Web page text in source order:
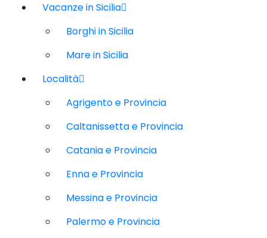
Vacanze in Sicilia
Borghi in Sicilia
Mare in Sicilia
Località
Agrigento e Provincia
Caltanissetta e Provincia
Catania e Provincia
Enna e Provincia
Messina e Provincia
Palermo e Provincia